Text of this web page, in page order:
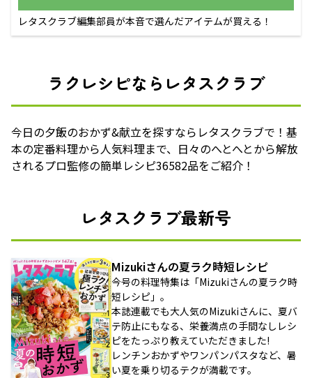
レタスクラブ編集部員が本音で選んだアイテムが買える！
ラクレシピならレタスクラブ
今日の夕飯のおかず&献立を探すならレタスクラブで！基
本の定番料理から人気料理まで、日々のへとへとから解放
されるプロ監修の簡単レシピ36582品をご紹介！
レタスクラブ最新号
Mizukiさんの夏ラク時短レシピ
今号の料理特集は「Mizukiさんの夏ラク時
短レシピ」。
本誌連載でも大人気のMizukiさんに、夏バ
テ防止にもなる、栄養満点の手間なしレシ
ピをたっぷり教えていただきました!
レンチンおかずやワンパンパスタなど、暑
い夏を乗り切るテクが満載です。